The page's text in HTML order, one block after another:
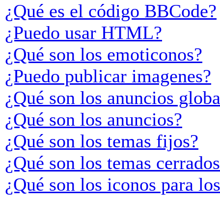
¿Qué es el código BBCode?
¿Puedo usar HTML?
¿Qué son los emoticonos?
¿Puedo publicar imagenes?
¿Qué son los anuncios
¿Qué son los anuncios?
¿Qué son los temas fijos?
¿Qué son los temas
¿Qué son los iconos para